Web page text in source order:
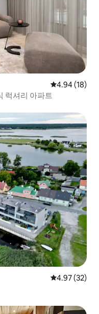
평점 4.94점(5
4.94 (18)
럭셔리 아파트
평점 4.97점(5
4.97 (32)